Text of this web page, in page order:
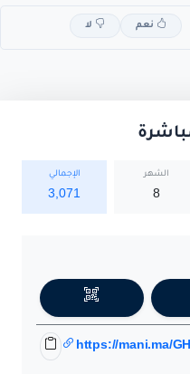
نعم لا
الشهر
8
الإجمالي
3,071
https://mani.ma/